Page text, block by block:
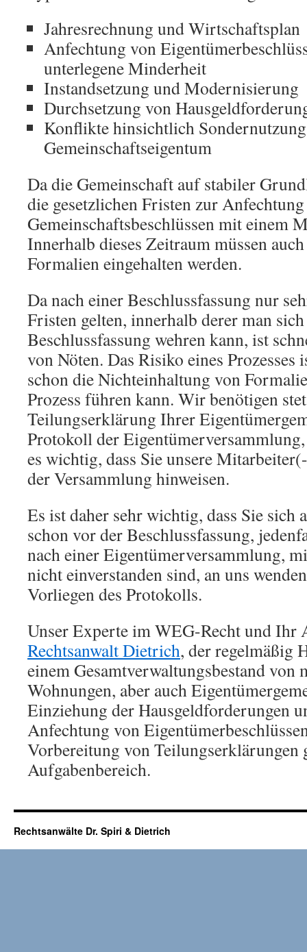
Jahresrechnung und Wirtschaftsplan
Anfechtung von
unterlegene Minderheit
Instandsetzung und Modernisierung
Durchsetzung von
Konflikte hinsichtlich
Gemeinschaftseigentum
Da die Gemeinschaft auf stabiler
die gesetzlichen Fristen zur
Gemeinschaftsbeschlüssen mit einem
Innerhalb dieses Zeitraum müssen
Formalien eingehalten werden.
Da nach einer Beschlussfassung nur
Fristen gelten, innerhalb derer man
Beschlussfassung wehren kann, ist
von Nöten. Das Risiko eines Prozesses
schon die Nichteinhaltung von
Prozess führen kann. Wir benötigen
Teilungserklärung Ihrer
Protokoll der
es wichtig, dass Sie unsere
der Versammlung hinweisen.
Es ist daher sehr wichtig, dass Sie sich
schon vor der Beschlussfassung,
nach einer Eigentümerversammlung,
nicht einverstanden sind, an uns
Vorliegen des Protokolls.
Unser Experte im WEG-Recht und Ihr
Rechtsanwalt Dietrich, der regelmäßig
einem Gesamtverwaltungsbestand von
Wohnungen, aber auch
Einziehung der Hausgeldforderungen
Anfechtung von
Vorbereitung von Teilungserklärungen
Aufgabenbereich.
Rechtsanwälte Dr. Spiri & Dietrich